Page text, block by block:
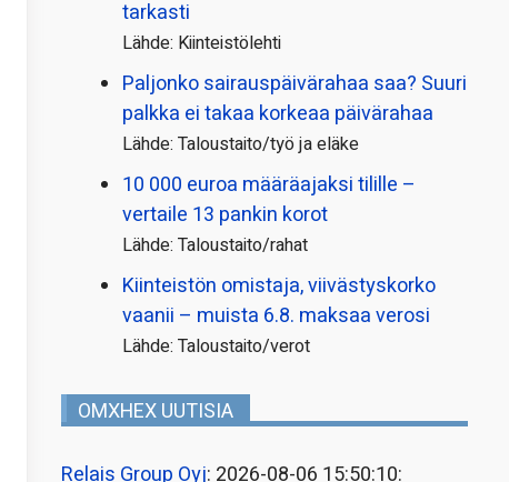
tarkasti
Lähde: Kiinteistölehti
Paljonko sairauspäivä­rahaa saa? Suuri
palkka ei takaa korkeaa päivärahaa
Lähde: Taloustaito/työ ja eläke
10 000 euroa määräajaksi tilille –
vertaile 13 pankin korot
Lähde: Taloustaito/rahat
Kiinteistön omistaja, viivästyskorko
vaanii – muista 6.8. maksaa verosi
Lähde: Taloustaito/verot
OMXHEX UUTISIA
Relais Group Oyj: 2026-08-06 15:50:10: